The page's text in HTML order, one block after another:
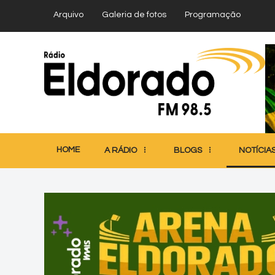
Arquivo Galeria de fotos Programação
HOME A RÁDIO BLOGS